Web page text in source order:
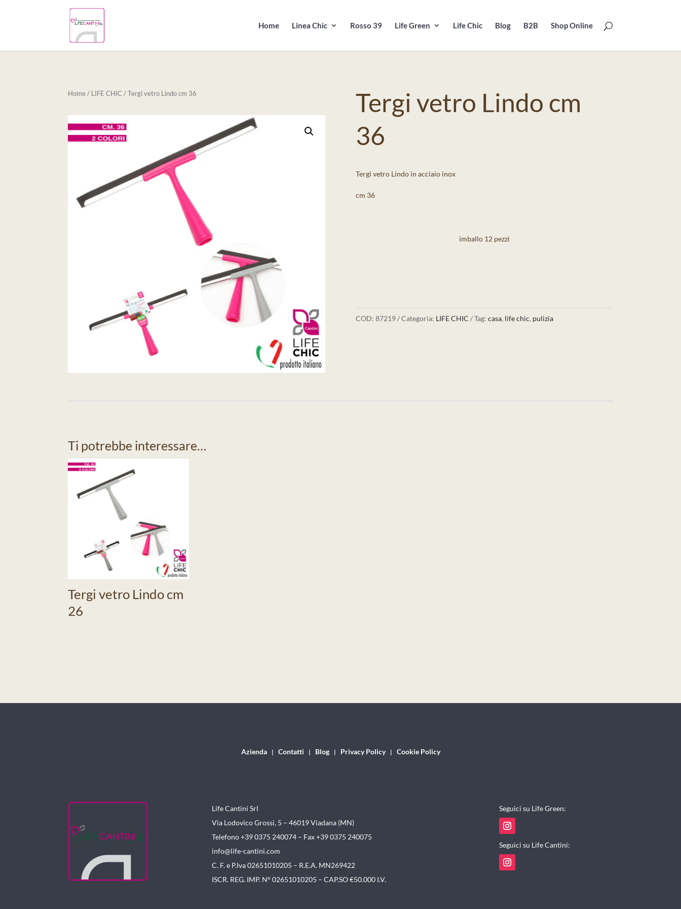
Home Linea Chic Rosso 39 Life Green Life Chic Blog B2B Shop Online
Home/ LIFE CHIC / Tergi vetro Lindo cm 36
Tergi vetro Lindo cm
36
Tergi vetro Lindo in acciaio inox
cm 36
imballo 12 pezzi
COD: 87219 Categoria: LIFE CHIC Tag: casa, life chic, pulizia
Ti potrebbe interessare…
Tergi vetro Lindo cm
26
Azienda Contatti Blog Privacy Policy Cookie Policy
Life Cantini Srl
Via Lodovico Grossi, 5 – 46019Viadana (MN)
Telefono +39 0375 240074 – Fax +39 0375 240075
info@life-cantini.com
C. F. e P.Iva 02651010205 – R.E.A. MN269422
ISCR. REG. IMP. N° 02651010205 – CAP.SO €50.000 I.V.
Seguici su Life Green:
Seguici su Life Cantini: